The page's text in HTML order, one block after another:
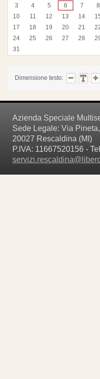
3
4 5 6 7 8
10
11 12 13 14
17
18 19 20 21
24
25 26 27 28
31
Dimensione testo:
Azienda Speciale
Sede Legale: Via
20027 Rescaldina (MI)
P.IVA: 11667520156 -